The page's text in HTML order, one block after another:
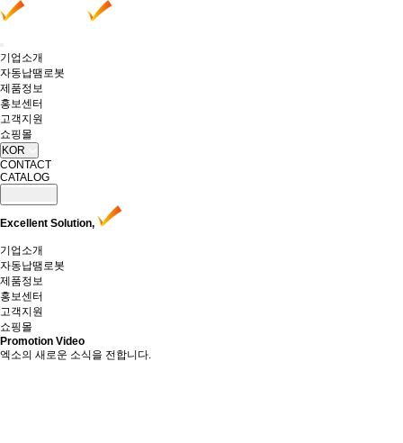
기업소개
자동납땜로봇
제품정보
홍보센터
고객지원
쇼핑몰
KOR
CONTACT
CATALOG
Excellent Solution,
기업소개
자동납땜로봇
제품정보
홍보센터
고객지원
쇼핑몰
Promotion Video
엑소의 새로운 소식을 전합니다.